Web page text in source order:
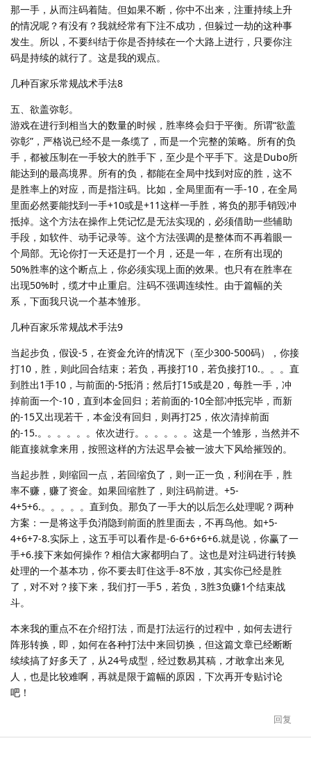
那一手，从而注码着陆。但如果不断，你中不出来，注重持续上升
的情况呢？有没有？我就经常有下注不成功，但躲过一劫的这种事
发生。所以，不要纠结于你是否持续在一个大路上进行，只要你注
码是持续的就行了。这是我的观点。
几种百家乐常规战术手法8
五、欲盖弥彰。
游戏在进行到相当大的数量的时候，胜率终会归于平衡。所谓“欲盖
弥彰”，严格说已经不是一条缆了，而是一个完整的策略。所有的负
手，都被压制在一手较大的胜手下，至少是个平手下。这是Dubo所
能达到的最高境界。所有的负，都能在全局中找到对应的胜，这不
是胜率上的对应，而是指注码。比如，全局里面有一手-10，在全局
里面必然要能找到一手+10或是+11这样一手胜，将负的那手销毁冲
抵掉。这个方法在操作上凭记忆是无法实现的，必须借助一些辅助
手段，如软件、动手记录等。这个方法强调的是整体而不再着眼一
个局部。无论你打一天还是打一个月，还是一年，在所有出现的
50%胜率的这个断点上，你必须实现上面的效果。也只有在胜率在
出现50%时，缆才中止重启。注码不强调连续性。由于篇幅的关
系，下面我只说一个基本雏形。
几种百家乐常规战术手法9
当起步负，假设-5，在资金允许的情况下（至少300-500码），你接
打10，胜，则此回合结束；若负，再接打10，若负接打10.。。。直
到胜出1手10，与前面的-5抵消；然后打15或是20，每胜一手，冲
掉前面一个-10，直到本金回归；若前面的-10全部冲抵完毕，而新
的-15又出现若干，本金没有回归，则再打25，依次清掉前面
的-15.。。。。。。依次进行。。。。。。这是一个雏形，当然并不
能直接就拿来用，按照这样的方法迟早会被一波大下风给摧毁的。
当起步胜，则缩回一点，若回缩负了，则一正一负，利润在手，胜
率不赚，赚了资金。如果回缩胜了，则注码前进。+5-
4+5+6.。。。。。直到负。那负了一手大的以后怎么处理呢？两种
方案：一是将这手负消隐到前面的胜里面去，不再鸟他。如+5-
4+6+7-8.实际上，这五手可以看作是-6-6+6+6+6.就是说，你赢了一
手+6.接下来如何操作？相信大家都明白了。这也是对注码进行转换
处理的一个基本功，你不要去盯住这手-8不放，其实你已经是胜
了，对不对？接下来，我们打一手5，若负，3胜3负赚1个结束战
斗。
本来我的重点不在介绍打法，而是打法运行的过程中，如何去进行
阵形转换，即，如何在各种打法中来回切换，但这篇文章已经断断
续续搞了好多天了，从24号成型，经过数易其稿，才敢拿出来见
人，也是比较难啊，再就是限于篇幅的原因，下次再开专贴讨论
吧！
回复